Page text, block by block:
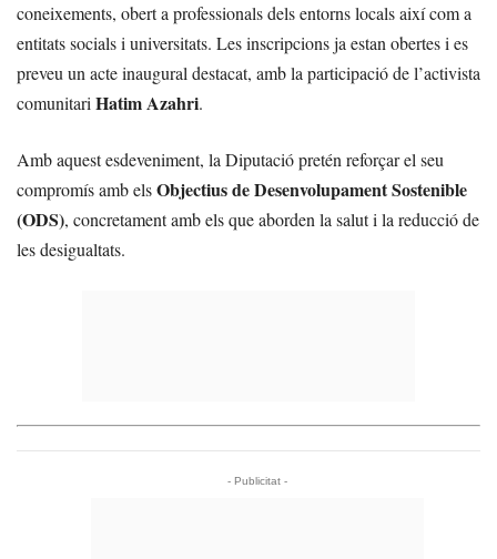
coneixements, obert a professionals dels entorns locals així com a
entitats socials i universitats. Les inscripcions ja estan obertes i es
preveu un acte inaugural destacat, amb la participació de l’activista
comunitari Hatim Azahri.
Amb aquest esdeveniment, la Diputació pretén reforçar el seu
compromís amb elsObjectius de Desenvolupament Sostenible
(ODS), concretament amb els que aborden la salut i la reducció de
les desigualtats.
- Publicitat -